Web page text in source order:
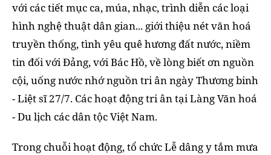
với các tiết mục ca, múa, nhạc, trình diễn các loại
hình nghệ thuật dân gian... giới thiệu nét văn hoá
truyền thống, tình yêu quê hương đất nước, niềm
tin đối với Đảng, với Bác Hồ, về lòng biết ơn nguồn
cội, uống nước nhớ nguồn tri ân ngày Thương binh
- Liệt sĩ 27/7. Các hoạt động tri ân tại Làng Văn hoá
- Du lịch các dân tộc Việt Nam.
Trong chuỗi hoạt động, tổ chức Lễ dâng y tắm mưa